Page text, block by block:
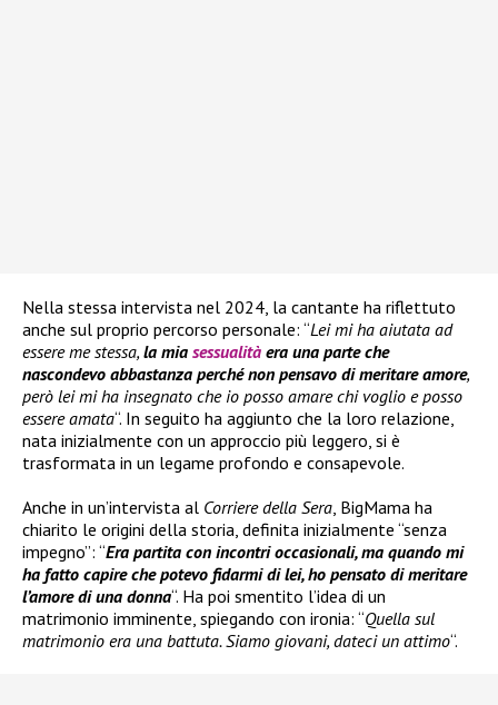
Nella stessa intervista nel 2024, la cantante ha riflettuto
anche sul proprio percorso personale: “Lei mi ha aiutata ad
essere me stessa, la mia sessualità era una parte che
nascondevo abbastanza perché non pensavo di meritare amore,
però lei mi ha insegnato che io posso amare chi voglio e posso
essere amata“. In seguito ha aggiunto che la loro relazione,
nata inizialmente con un approccio più leggero, si è
trasformata in un legame profondo e consapevole.
Anche in un’intervista al Corriere della Sera , BigMama ha
chiarito le origini della storia, definita inizialmente “senza
impegno”: “Era partita con incontri occasionali, ma quando mi
ha fatto capire che potevo fidarmi di lei, ho pensato di meritare
l’amore di una donna“. Ha poi smentito l’idea di un
matrimonio imminente, spiegando con ironia: “Quella sul
matrimonio era una battuta. Siamo giovani, dateci un attimo“.